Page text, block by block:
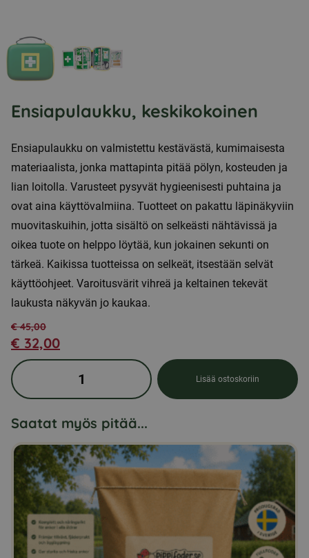
Ensiapulaukku, keskikokoinen
Ensiapulaukku on valmistettu kestävästä, kumimaisesta
materiaalista, jonka mattapinta pitää pölyn, kosteuden ja
lian loitolla. Varusteet pysyvät hygieenisesti puhtaina ja
ovat aina käyttövalmiina. Tuotteet on pakattu läpinäkyviin
muovitaskuihin, jotta sisältö on selkeästi nähtävissä ja
oikea tuote on helppo löytää, kun jokainen sekunti on
tärkeä. Kaikissa tuotteissa on selkeät, itsestään selvät
käyttöohjeet. Varoitusvärit vihreä ja keltainen tekevät
laukusta näkyvän jo kaukaa.
€45,00
Alkuperäinen
hinta
oli:
€ 32,00
Nykyinen
hinta
on:
Ensiapulaukku,
keskikokoinen
Lisää ostoskoriin
Saatat myös pitää...